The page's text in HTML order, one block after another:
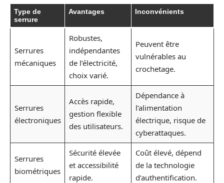
Type de
serrure
Avantages Inconvénients
Serrures
mécaniques
Robustes,
indépendantes
de l’électricité,
choix varié.
Peuvent être
vulnérables au
crochetage.
Serrures
électroniques
Accès rapide,
gestion flexible
des utilisateurs.
Dépendance à
l’alimentation
électrique, risque de
cyberattaques.
Serrures
biométriques
Sécurité élevée
et accessibilité
rapide.
Coût élevé, dépend
de la technologie
d’authentification.